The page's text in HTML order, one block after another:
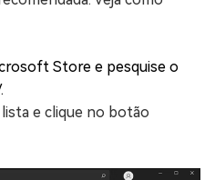
Store e pesquise o
e clique no botão